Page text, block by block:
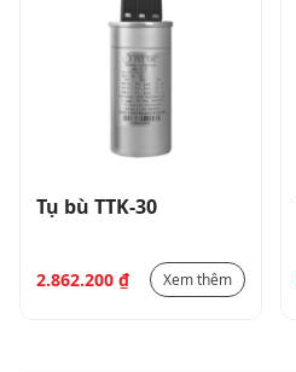
Tụ bù TTK-30
2.862.200 ₫ Xem thêm